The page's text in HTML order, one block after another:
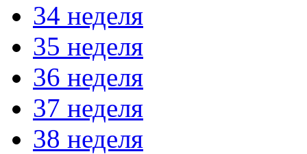
34 неделя
35 неделя
36 неделя
37 неделя
38 неделя